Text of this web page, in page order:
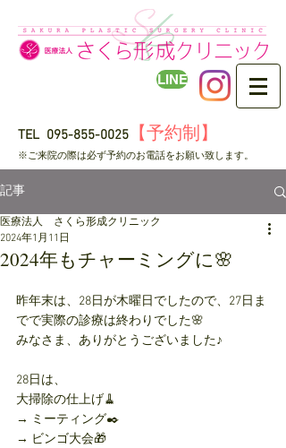
LINE
TEL 095-855-0025 【予約制】
​※ご来院の際は必ず予約のお電話をお願い致します。
記事
2024年もチャーミングに🌸
医療法人 さくら形成クリニック
2024年1月11日
昨年末は、28日が木曜日でしたので、27日ま
でで実際の診療は終わりでした🌸
みなさま、ありがとうございました♪
28日は、
大掃除の仕上げ🧹
→ ミーティング✒️
→ ビンゴ大会🎁